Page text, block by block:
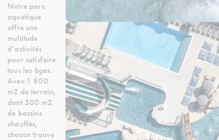
Notre parc
aquatique
offre une
multitude
d’activités
pour satisfaire
tous les âges.
Avec 1 800
m2 de terrain,
dont 500 m2
de bassins
chauffés,
chacun trouve